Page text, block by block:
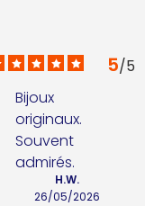
5/5
Bijoux
originaux.
Souvent
admirés.
26/05/2026
H.W.